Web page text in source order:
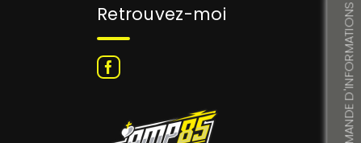
Retrouvez-moi DEMANDE D'INFORMATIONS